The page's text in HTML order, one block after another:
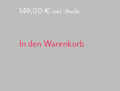
149,00 € inkl. MwSt.
In den Warenkorb